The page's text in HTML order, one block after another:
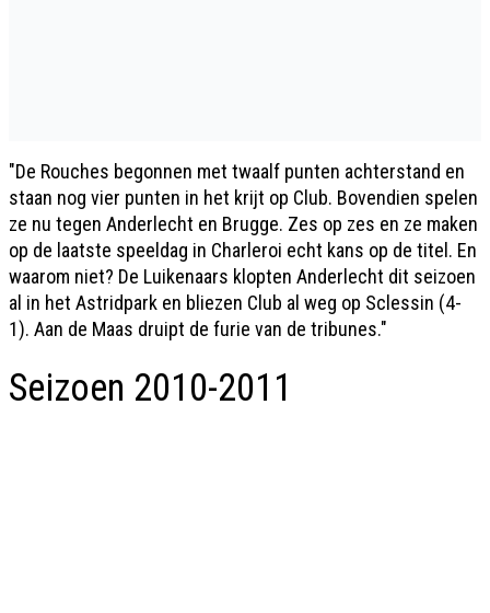
"De Rouches begonnen met twaalf punten achterstand en
staan nog vier punten in het krijt op Club. Bovendien spelen
ze nu tegen Anderlecht en Brugge. Zes op zes en ze maken
op de laatste speeldag in Charleroi echt kans op de titel. En
waarom niet? De Luikenaars klopten Anderlecht dit seizoen
al in het Astridpark en bliezen Club al weg op Sclessin (4-
1). Aan de Maas druipt de furie van de tribunes."
Seizoen 2010-2011